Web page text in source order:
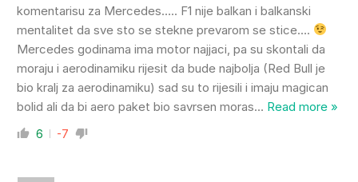
komentarisu za Mercedes….. F1 nije balkan i balkanski
mentalitet da sve sto se stekne prevarom se stice….
Mercedes godinama ima motor najjaci, pa su skontali da
moraju i aerodinamiku rijesit da bude najbolja (Red Bull je
bio kralj za aerodinamiku) sad su to rijesili i imaju magican
bolid ali da bi aero paket bio savrsen moras… Read more »
6 -7